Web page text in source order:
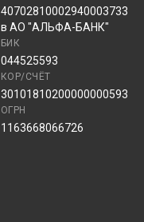
40702810002940003733
в АО "АЛЬФА-БАНК"
БИК
044525593
КОР/СЧЁТ
30101810200000000593
ОГРН
1163668066726